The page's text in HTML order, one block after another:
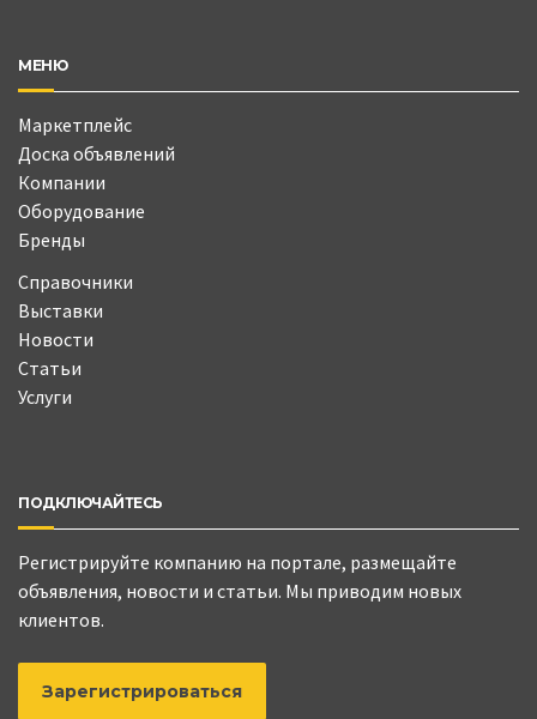
МЕНЮ
Маркетплейс
Доска объявлений
Компании
Оборудование
Бренды
Справочники
Выставки
Новости
Статьи
Услуги
ПОДКЛЮЧАЙТЕСЬ
Регистрируйте компанию на портале, размещайте
объявления, новости и статьи. Мы приводим новых
клиентов.
Зарегистрироваться